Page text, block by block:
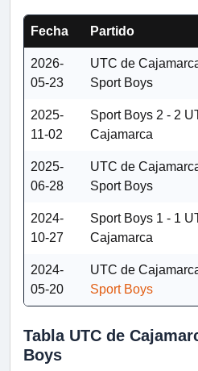
Fecha Partido
2026-
05-23
UTC de
Sport Boys
2025-
11-02
Sport Boys 2 - 2
Cajamarca
2025-
06-28
UTC de
Sport Boys
2024-
10-27
Sport Boys 1 - 1
Cajamarca
2024-
05-20
UTC de
Sport Boys
Tabla UTC de
Boys